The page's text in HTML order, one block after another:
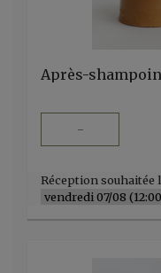
Après-
-
Réception souhaitée